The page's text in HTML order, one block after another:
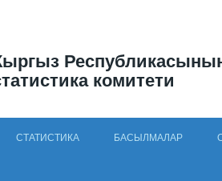
комитети
СТАТИСТИКА БАСЫЛМАЛАР